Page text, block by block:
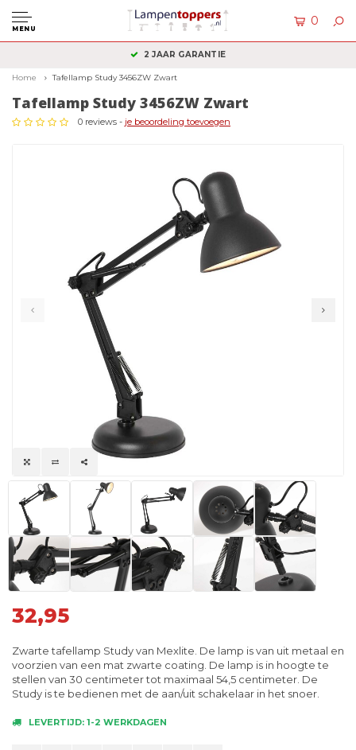
MENU
0
2 JAAR GARANTIE
Home Tafellamp Study 3456ZW Zwart
Tafellamp Study 3456ZW Zwart
0 reviews - je beoordeling toevoegen
32,95
Zwarte tafellamp Study van Mexlite. De lamp is van uit metaal en
voorzien van een mat zwarte coating. De lamp is in hoogte te
stellen van 30 centimeter tot maximaal 54,5 centimeter. De
Study is te bedienen met de aan/uit schakelaar in het snoer.
LEVERTIJD: 1-2 WERKDAGEN